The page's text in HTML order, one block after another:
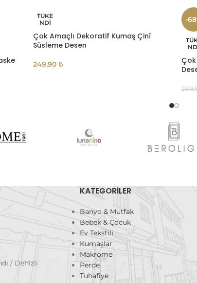
TÜKE
NDI
Çok Amaçlı Dekoratif Kumaş Çinî
Süsleme Desen
249,90 ₺
-
/ Denizli
KATEGORILER
Banyo & Mutfak
Bebek & Çocuk
Ev Tekstili
Kumaşlar
Makrome
Perde
Tuhafiye